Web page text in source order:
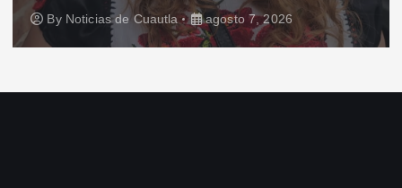
By Noticias de Cuautla agosto 7, 2026